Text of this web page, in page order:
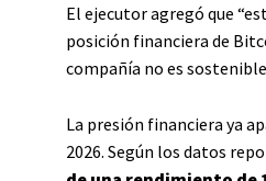
El ejecutor agregó que
posición financiera de
compañía no es
La presión financiera ya
2026. Según los datos